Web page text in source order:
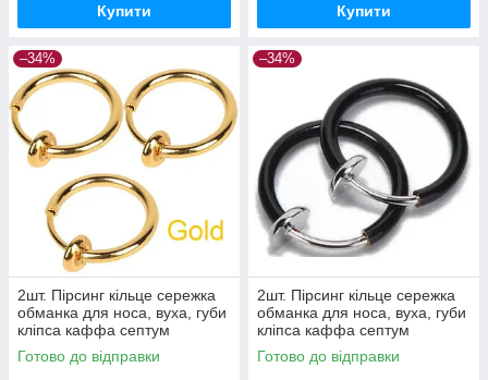
Купити Купити
–34%
2шт. Пірсинг кільце сережка
обманка для носа, вуха, губи
кліпса каффа септум
(золото)
Готово до відправки
–34%
2шт. Пірсинг кільце сережка
обманка для носа, вуха, губи
кліпса каффа септум
(чорний)
Готово до відправки